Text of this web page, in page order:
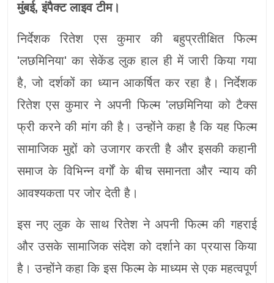
मुंबई, इंपैक्ट लाइव टीम।
निर्देशक रितेश एस कुमार की बहुप्रतीक्षित फिल्म
'लछमिनिया' का सेकेंड लुक हाल ही में जारी किया गया
है, जो दर्शकों का ध्यान आकर्षित कर रहा है। निर्देशक
रितेश एस कुमार ने अपनी फिल्म 'लछमिनिया को टैक्स
फ्री करने की मांग की है। उन्होंने कहा है कि यह फिल्म
सामाजिक मुद्दों को उजागर करती है और इसकी कहानी
समाज के विभिन्न वर्गों के बीच समानता और न्याय की
आवश्यकता पर जोर देती है।
इस नए लुक के साथ रितेश ने अपनी फिल्म की गहराई
और उसके सामाजिक संदेश को दर्शाने का प्रयास किया
है। उन्होंने कहा कि इस फिल्म के माध्यम से एक महत्वपूर्ण